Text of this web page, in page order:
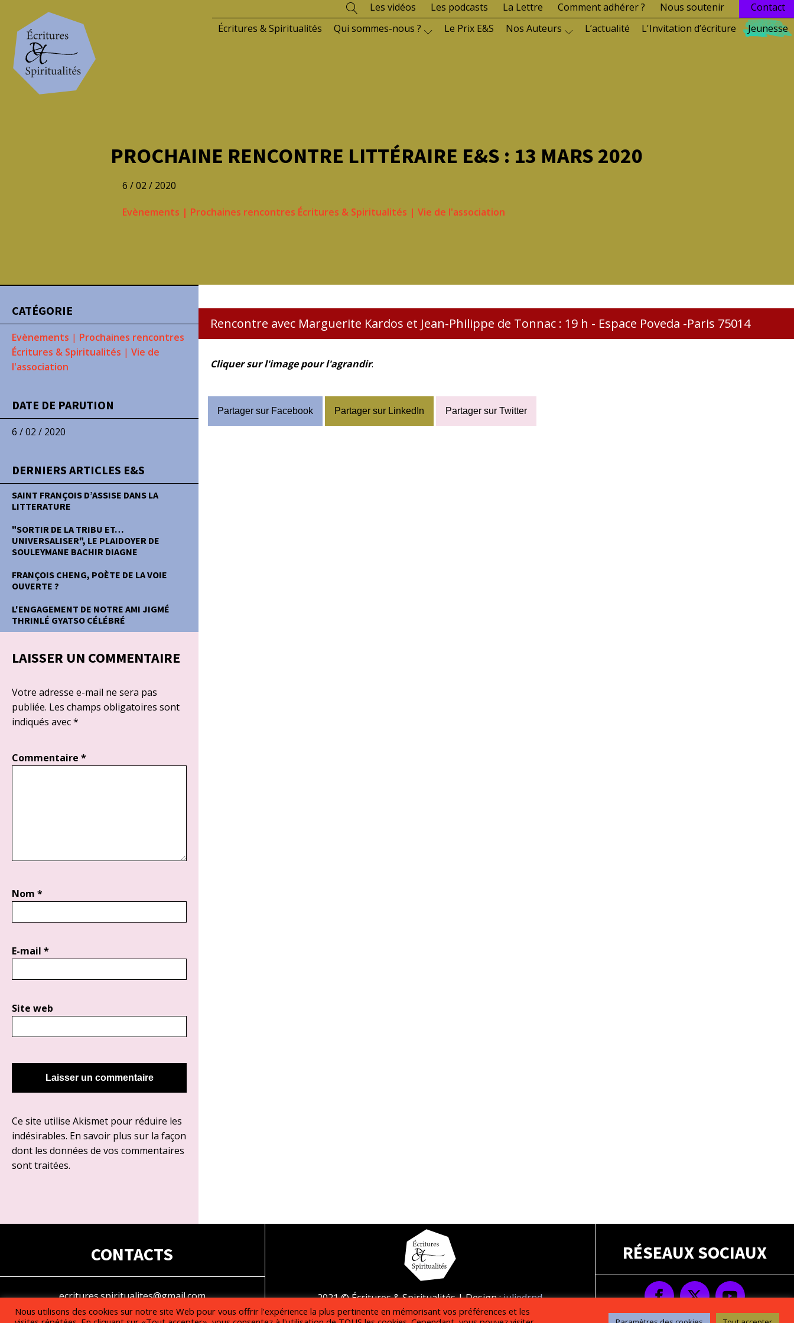
Les vidéos Les podcasts La Lettre Comment adhérer ? Nous soutenir
Contact
Écritures & Spiritualités
Qui sommes-nous ? Le Prix E&S Nos Auteurs L’actualité L'Invitation d’écriture Jeunesse
PROCHAINE RENCONTRE LITTÉRAIRE E&S : 13 MARS 2020
6 / 02 / 2020
Evènements | Prochaines rencontres Écritures & Spiritualités | Vie de l'association
CATÉGORIE
Evènements | Prochaines rencontres
Écritures & Spiritualités | Vie de
l'association
DATE DE PARUTION
6 / 02 / 2020
DERNIERS ARTICLES E&S
SAINT FRANÇOIS D’ASSISE DANS LA
LITTERATURE
"SORTIR DE LA TRIBU ET…
UNIVERSALISER", LE PLAIDOYER DE
SOULEYMANE BACHIR DIAGNE
FRANÇOIS CHENG, POÈTE DE LA VOIE
OUVERTE ?
L'ENGAGEMENT DE NOTRE AMI JIGMÉ
THRINLÉ GYATSO CÉLÉBRÉ
LAISSER UN COMMENTAIRE
Votre adresse e-mail ne sera pas
publiée. Les champs obligatoires sont
indiqués avec*
Commentaire *
Nom *
E-mail *
Site web
Ce site utilise Akismet pour réduire les
indésirables. En savoir plus sur la façon
dont les données de vos commentaires
sont traitées.
Rencontre avec Marguerite Kardos et Jean-Philippe de Tonnac : 19 h - Espace Poveda -Paris 75014
Cliquer sur l'image pour l'agrandir.
Partager sur Facebook Partager sur LinkedIn Partager sur Twitter
CONTACTS
ecritures.spiritualites@gmail.com 2021 © Écritures & Spiritualités | Design :juliedrnd
Mentions légales
RÉSEAUX SOCIAUX
Nous utilisons des cookies sur notre site Web pour vous offrir l'expérience la plus pertinente en mémorisant vos préférences et les